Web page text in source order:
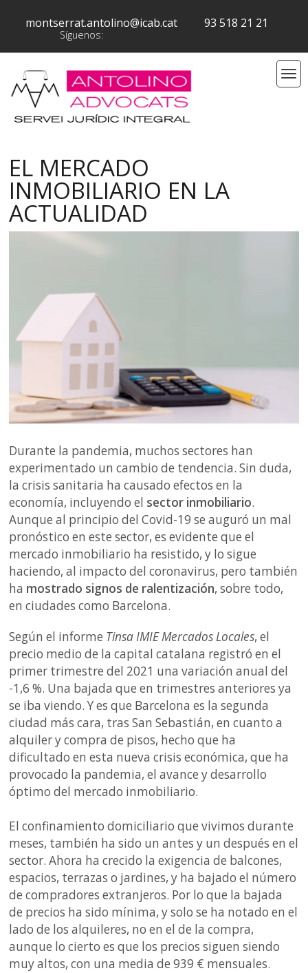
montserrat.antolino@icab.cat 93 518 21 21
Síguenos:
EL MERCADO
INMOBILIARIO EN LA
ACTUALIDAD
Durante la pandemia, muchos sectores han
experimentado un cambio de tendencia. Sin duda,
la crisis sanitaria ha causado efectos en la
economía, incluyendo el sector inmobiliario.
Aunque al principio del Covid-19 se auguró un mal
pronóstico en este sector, es evidente que el
mercado inmobiliario ha resistido, y lo sigue
haciendo, al impacto del coronavirus, pero también
ha mostrado signos de ralentización, sobre todo,
en ciudades como Barcelona.
Según el informe Tinsa IMIE Mercados Locales, el
precio medio de la capital catalana registró en el
primer trimestre del 2021 una variación anual del
-1,6 %. Una bajada que en trimestres anteriores ya
se iba viendo. Y es que Barcelona es la segunda
ciudad más cara, tras San Sebastián, en cuanto a
alquiler y compra de pisos, hecho que ha
dificultado en esta nueva crisis económica, que ha
provocado la pandemia, el avance y desarrollo
óptimo del mercado inmobiliario.
El confinamiento domiciliario que vivimos durante
meses, también ha sido un antes y un después en el
sector. Ahora ha crecido la exigencia de balcones,
espacios, terrazas o jardines, y ha bajado el número
de compradores extranjeros. Por lo que la bajada
de precios ha sido mínima, y solo se ha notado en el
lado de los alquileres, no en el de la compra,
aunque lo cierto es que los precios siguen siendo
muy altos, con una media de 939 € mensuales.